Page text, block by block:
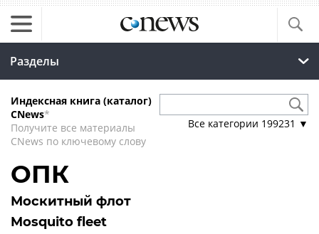
Разделы
Индексная книга (каталог)
CNews*
Получите все материалы
CNews по ключевому слову
Все категории 199231 ▼
ОПК
Москитный флот
Mosquito fleet